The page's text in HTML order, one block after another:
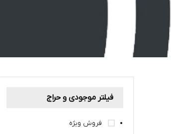
فیلتر موجودی و حراج
فروش ویژه